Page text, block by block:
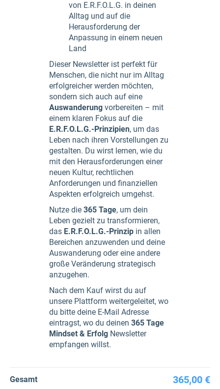
von E.R.F.O.L.G. in deinen
Alltag und auf die
Herausforderung der
Anpassung in einem neuen
Land
Dieser Newsletter ist perfekt für
Menschen, die nicht nur im Alltag
erfolgreicher werden möchten,
sondern sich auch auf eine
Auswanderung vorbereiten – mit
einem klaren Fokus auf die
E.R.F.O.L.G.-Prinzipien, um das
Leben nach ihren Vorstellungen zu
gestalten. Du wirst lernen, wie du
mit den Herausforderungen einer
neuen Kultur, rechtlichen
Anforderungen und finanziellen
Aspekten erfolgreich umgehst.
Nutze die 365 Tage, um dein
Leben gezielt zu transformieren,
das E.R.F.O.L.G.-Prinzip in allen
Bereichen anzuwenden und deine
Auswanderung oder eine andere
große Veränderung strategisch
anzugehen.
Nach dem Kauf wirst du auf
unsere Plattform weitergeleitet, wo
du bitte deine E-Mail Adresse
eintragst, wo du deinen 365 Tage
Mindset & Erfolg Newsletter
empfangen willst.
Gesamt 365,00 €